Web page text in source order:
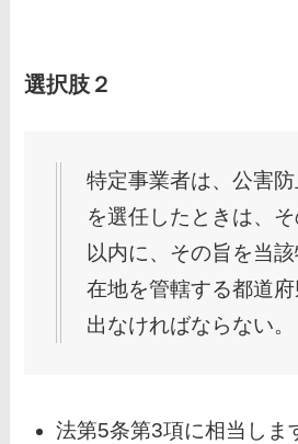
選択肢２
特定事業者は、公害
を選任したときは、
以内に、その旨を当
在地を管轄する都道
出なければならない。
法第5条第3項に相当しま